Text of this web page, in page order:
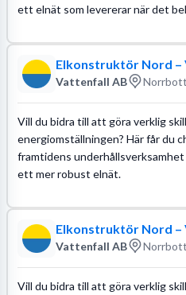
ett elnät som levererar när det
Elkonstruktör Nord
Vattenfall AB
Vill du bidra till att göra verklig
energiomställningen? Här får du
framtidens
ett mer robust elnät.
Elkonstruktör Nord
Vattenfall AB
Vill du bidra till att göra verklig